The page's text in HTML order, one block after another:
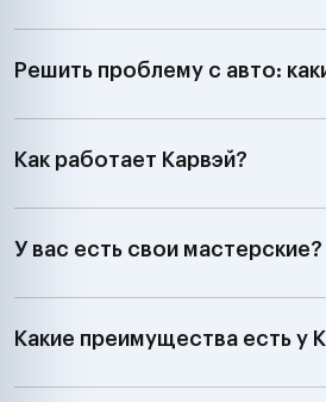
Решить проблему с авто:
Как работает Карвэй?
У вас есть свои мастерские?
Какие преимущества есть у